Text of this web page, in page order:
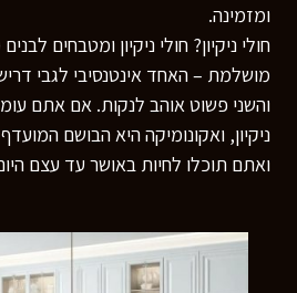
ומזמינה.
חולי ניקיון? חולי ניקיון ומטבחים
מושלמת – האחד אינטנסיבי לגבי
והשני פשוט אוהב לנקות. אם אתם
ניקיון, ואקונומיקה היא הבושם
ואתם תוכלו לחיות באושר עד עצם